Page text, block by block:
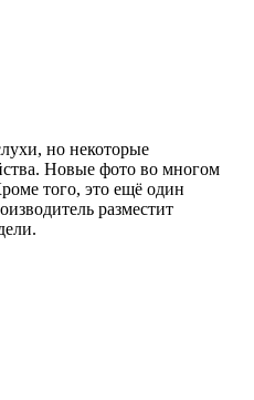
но некоторые
Новые фото во многом
того, это ещё один
разместит